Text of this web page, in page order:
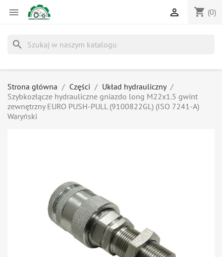
 shopping_cart (0)

search
Strona główna Części
Układ hydrauliczny
Szybkozłącze hydrauliczne gniazdo long M22x1.5 gwint
zewnętrzny EURO PUSH-PULL (9100822GL) (ISO 7241-A)
Waryński